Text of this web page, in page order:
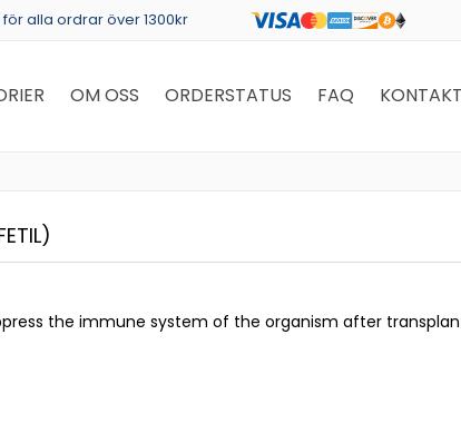
alla ordrar över 1300kr
OM OSS ORDERSTATUS FAQ
the immune system of the organism after